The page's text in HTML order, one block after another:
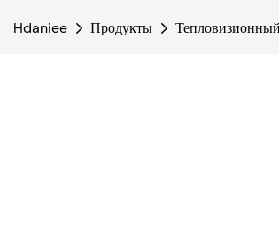
Hdaniee Продукты